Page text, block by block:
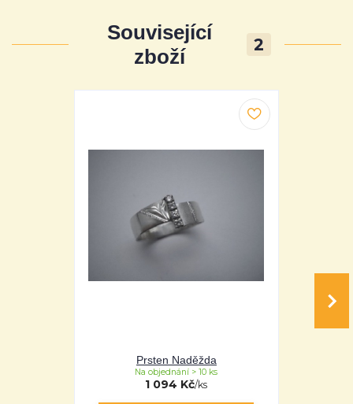
Související
zboží
2
Prsten Naděžda
1 094 Kč/ks
Na objednání > 10 ks